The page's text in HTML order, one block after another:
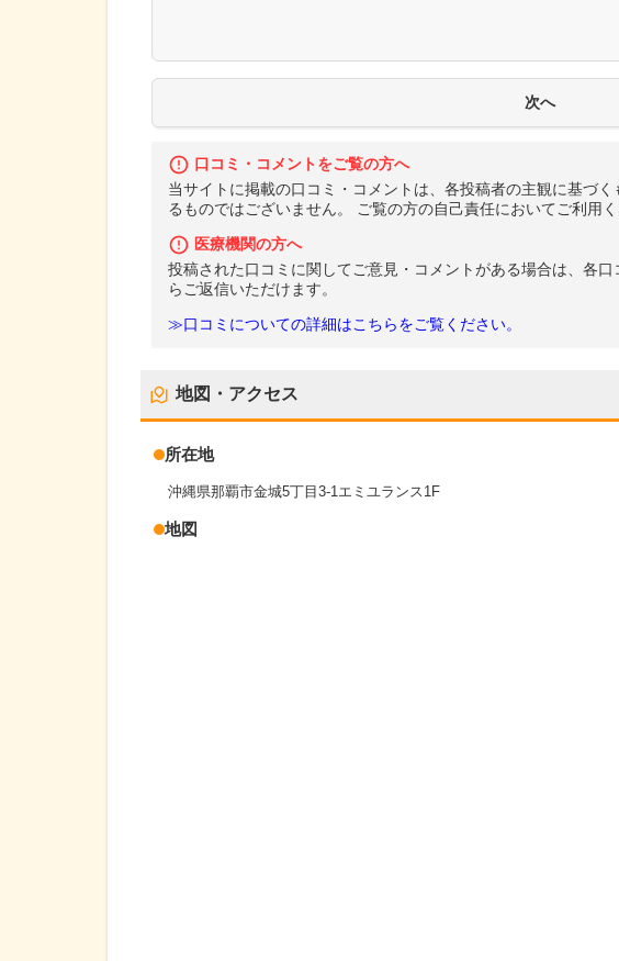
口コミ・コメントをご覧の方へ
当サイトに掲載の口コミ・コメントは、各投稿者の主観に基づ
るものではございません。 ご覧の方の自己責任においてご利用く
医療機関の方へ
投稿された口コミに関してご意見・コメントがある場合は、各
らご返信いただけます。
≫口コミについての詳細はこちらをご覧ください。
地図・アクセス
所在地
沖縄県那覇市金城5丁目3-1エミユランス1F
地図